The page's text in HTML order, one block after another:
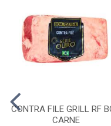
CONTRA FILE GRILL RF
CARNE